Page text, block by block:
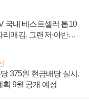
국내 베스트셀러 톱10
매김, 그랜저·아반떼
375원 현금배당 실시,
획 9월 공개 예정